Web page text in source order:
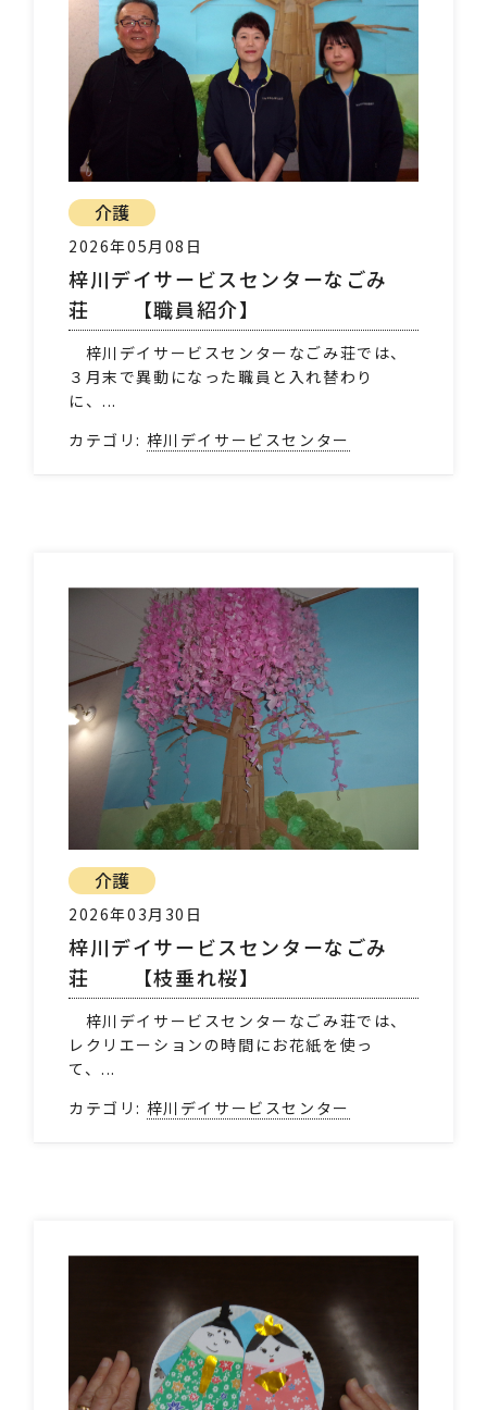
介護
2026年05月08日
梓川デイサービスセンターなごみ
荘 【職員紹介】
梓川デイサービスセンターなごみ荘では、
３月末で異動になった職員と入れ替わり
に、...
カテゴリ: 梓川デイサービスセンター
介護
2026年03月30日
梓川デイサービスセンターなごみ
荘 【枝垂れ桜】
梓川デイサービスセンターなごみ荘では、
レクリエーションの時間にお花紙を使っ
て、...
カテゴリ: 梓川デイサービスセンター